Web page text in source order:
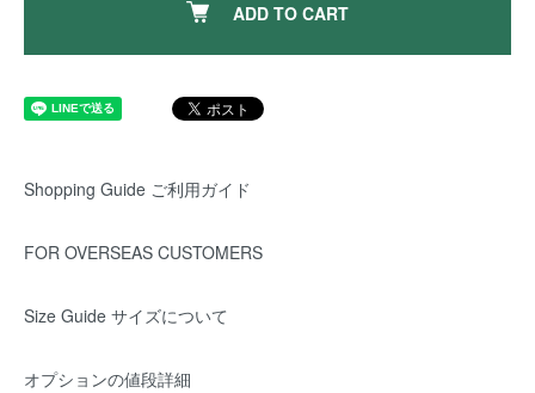
ADD TO CART
Shopping Guide ご利用ガイド
FOR OVERSEAS CUSTOMERS
Size Guide サイズについて
オプションの値段詳細